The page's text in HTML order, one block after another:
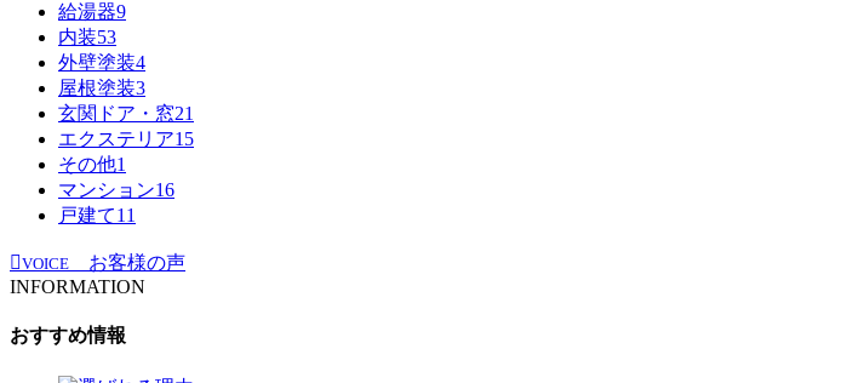
給湯器9
内装53
外壁塗装4
屋根塗装3
玄関ドア・窓21
エクステリア15
その他1
マンション16
戸建て11
VOICE
お客様の声
INFORMATION
おすすめ情報